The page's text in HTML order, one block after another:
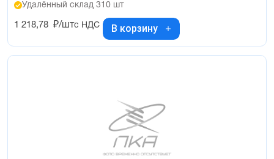
Удалённый склад 310 шт
1 218,78 ₽/штс НДС В корзину